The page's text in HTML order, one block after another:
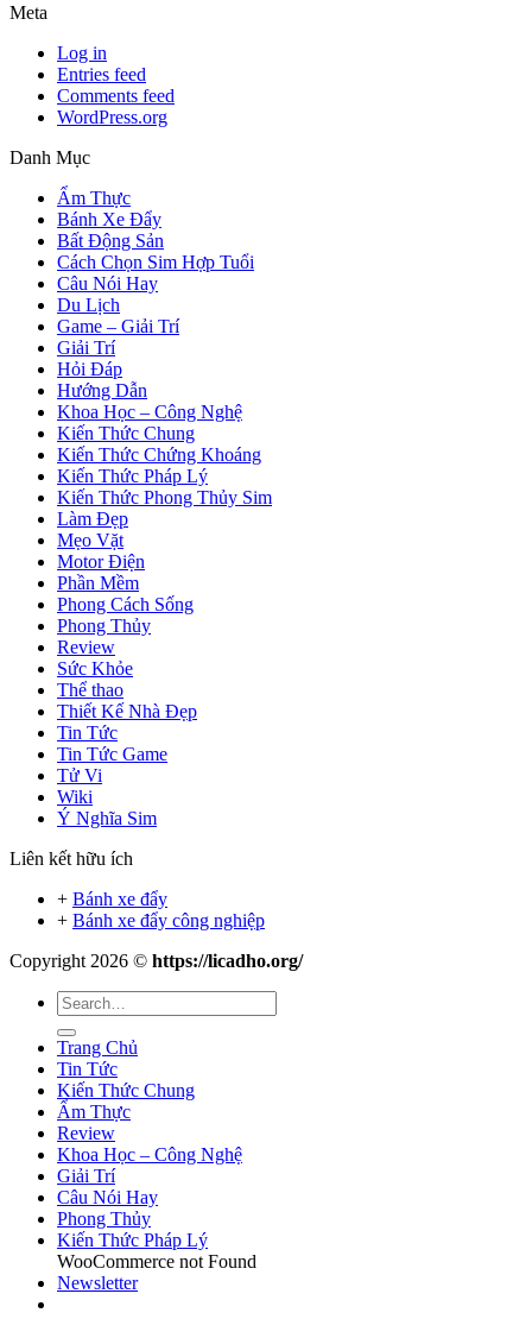
Meta
Log in
Entries feed
Comments feed
WordPress.org
Danh Mục
Ẩm Thực
Bánh Xe Đẩy
Bất Động Sản
Cách Chọn Sim Hợp Tuổi
Câu Nói Hay
Du Lịch
Game – Giải Trí
Giải Trí
Hỏi Đáp
Hướng Dẫn
Khoa Học – Công Nghệ
Kiến Thức Chung
Kiến Thức Chứng Khoáng
Kiến Thức Pháp Lý
Kiến Thức Phong Thủy Sim
Làm Đẹp
Mẹo Vặt
Motor Điện
Phần Mềm
Phong Cách Sống
Phong Thủy
Review
Sức Khỏe
Thể thao
Thiết Kế Nhà Đẹp
Tin Tức
Tin Tức Game
Tử Vi
Wiki
Ý Nghĩa Sim
Liên kết hữu ích
+ Bánh xe đẩy
+ Bánh xe đẩy công nghiệp
Copyright 2026 © https://licadho.org/
Trang Chủ
Tin Tức
Kiến Thức Chung
Ẩm Thực
Review
Khoa Học – Công Nghệ
Giải Trí
Câu Nói Hay
Phong Thủy
Kiến Thức Pháp Lý
WooCommerce not Found
Newsletter